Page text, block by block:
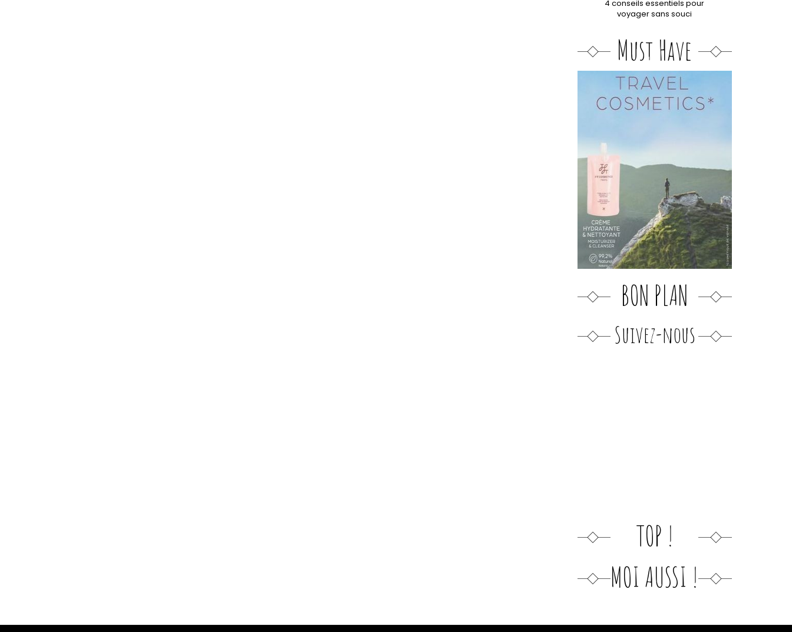
4 conseils essentiels pour
voyager sans souci
Must Have
BON PLAN
Suivez-nous
TOP !
MOI AUSSI !